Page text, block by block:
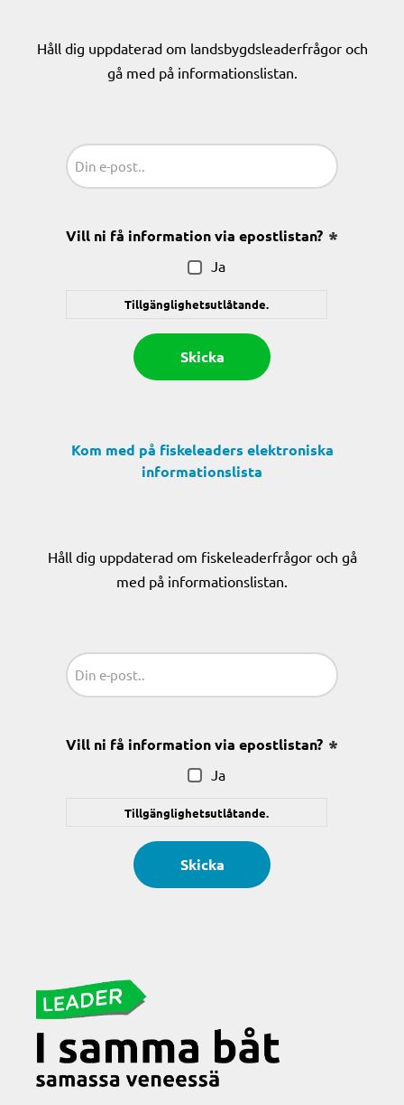
Håll dig uppdaterad om landsbygdsleaderfrågor och
gå med på informationslistan.
Vill ni få information via epostlistan?
Ja
Tillgänglighetsutlåtande.
Kom med på fiskeleaders elektroniska
informationslista
Håll dig uppdaterad om fiskeleaderfrågor och gå
med på informationslistan.
Sähköposti
Vill ni få information via epostlistan?
Ja
Tillgänglighetsutlåtande.